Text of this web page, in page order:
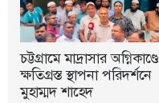
চট্টগ্রামে মাদ্রাসার অগ্নিকাণ্ডে
ক্ষতিগ্রস্ত স্থাপনা পরিদর্শনে
মুহাম্মদ শাহেদ